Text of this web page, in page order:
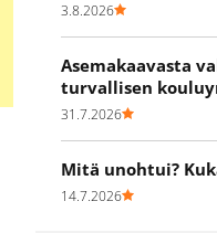
3.8.2026
Asemakaavasta
turvallisen
31.7.2026
Mitä unohtui?
14.7.2026